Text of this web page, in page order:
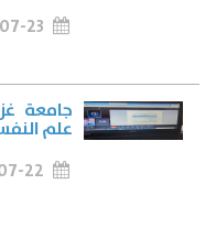
23
جامعة
علم
22